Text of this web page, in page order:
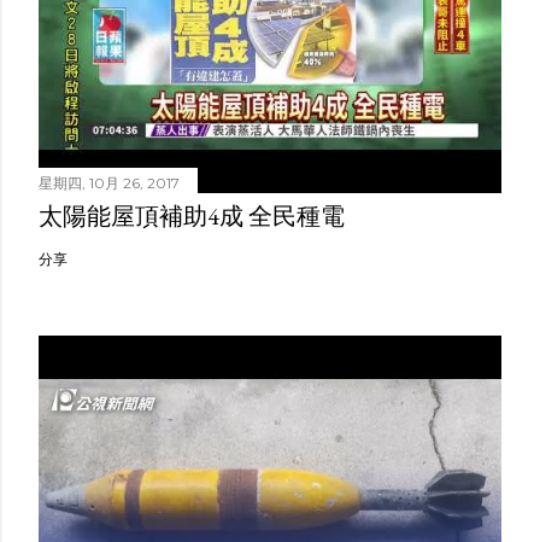
星期四, 10月 26, 2017
太陽能屋頂補助4成 全民種電
分享